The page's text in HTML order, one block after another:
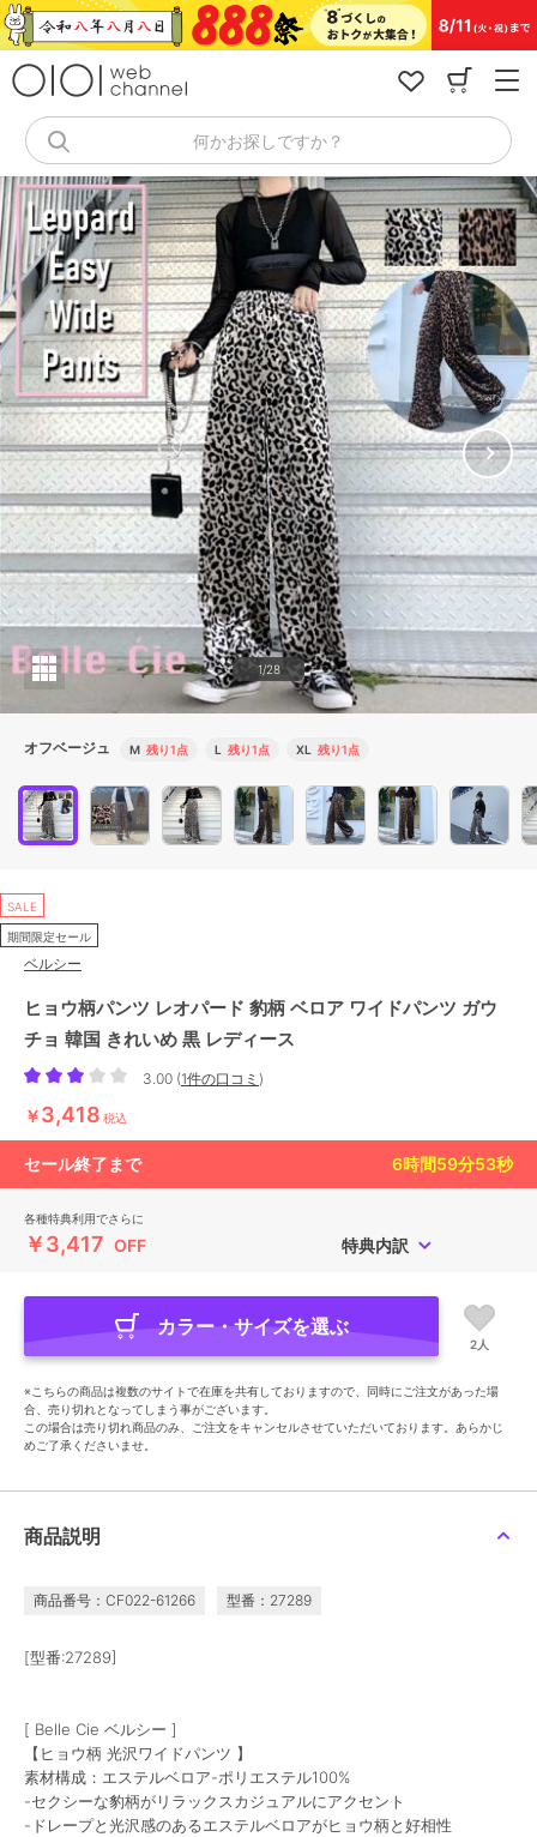
コ
ン
キ
ッ
プ
何かお探しですか？
1/28
オフベージュ M 残り1点 L 残り1点 XL 残り1点
SALE
期間限定セール
ベルシー
ヒョウ柄パンツ レオパード 豹柄 ベロア ワイドパンツ ガウ
チョ 韓国 きれいめ 黒 レディース
3.00 (1件の口コミ )
￥3,418 税込
セール終了まで 6時間59分51秒
各種特典利用でさらに
￥3,417 OFF 特典内訳
カラー・サイズを選ぶ
2人
※こちらの商品は複数のサイトで在庫を共有しておりますので、同時にご注文があった場
合、売り切れとなってしまう事がございます。
この場合は売り切れ商品のみ、ご注文をキャンセルさせていただいております。あらかじ
めご了承くださいませ。
商品説明
商品番号：CF022-61266 型番：27289
[型番:27289]
[ Belle Cie ベルシー ]
【ヒョウ柄 光沢ワイドパンツ 】
素材構成：エステルベロア-ポリエステル100%
-セクシーな豹柄がリラックスカジュアルにアクセント
-ドレープと光沢感のあるエステルベロアがヒョウ柄と好相性